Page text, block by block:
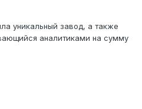
уникальный завод, а также
аналитиками на сумму